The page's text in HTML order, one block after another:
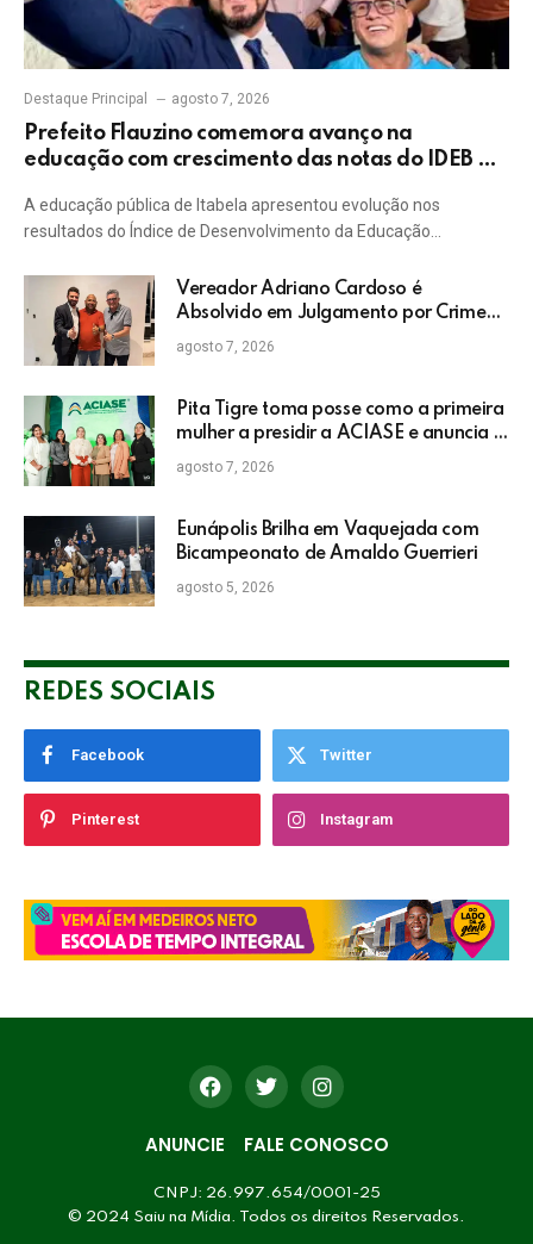
Destaque Principal agosto 7, 2026
Prefeito Flauzino comemora avanço na
educação com crescimento das notas do IDEB da
A educação pública de Itabela apresentou evolução nos
resultados do Índice de Desenvolvimento da Educação…
Vereador Adriano Cardoso é
Absolvido em Julgamento por Crime
Eleitoral no TRE
agosto 7, 2026
Pita Tigre toma posse como a primeira
mulher a presidir a ACIASE e anuncia a
retomada do Prêmio Destaque
Empresarial
agosto 7, 2026
Eunápolis Brilha em Vaquejada com
Bicampeonato de Arnaldo Guerrieri
agosto 5, 2026
REDES SOCIAIS
Facebook Twitter
Pinterest Instagram
ANUNCIE FALE CONOSCO
CNPJ: 26.997.654/0001-25
© 2024 Saiu na Mídia. Todos os direitos Reservados.